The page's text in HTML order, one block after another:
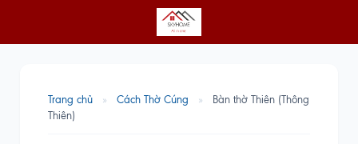
Trang chủ » Cách Thờ Cúng »
Bàn thờ Thiên (Thông
Thiên)